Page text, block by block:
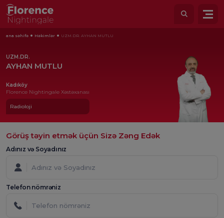
ana səhifə Həkimlər UZM.DR. AYHAN MUTLU
UZM.DR.
AYHAN MUTLU
Kadıköy
Florence Nightingale Xəstəxanası
Radioloji
Görüş təyin etmək üçün Sizə Zəng Edək
Adınız və Soyadınız
Telefon nömrəniz